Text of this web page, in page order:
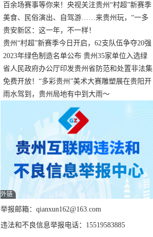
温
百余场赛事等你来！央视关注贵州“村超”新赛季
正式“打响”
美食、民俗演出、自驾游……来贵州玩，“一多
两减三免”！
贵安新区：这一年，不一样！
贵州“村超”新赛季今日开启，62支队伍争夺20强
名额
2023年绿色制造名单公布 贵州35家单位入选绿
色工厂
省人民政府办公厅印发贵州省防范和处置非法集
资工作实施细则
免费开放！“多彩贵州”美术大赛雕塑展在贵阳开
展，持续至1月19日
雨水驾到，贵州局地有中到大雨～
外链
举报邮箱：qianxun162@163.com
违法和不良信息举报电话：15519583885